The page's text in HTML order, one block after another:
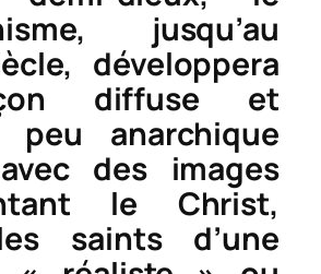
jusqu’au
développera
diffuse et
peu anarchique
des images
le Christ,
saints d’une